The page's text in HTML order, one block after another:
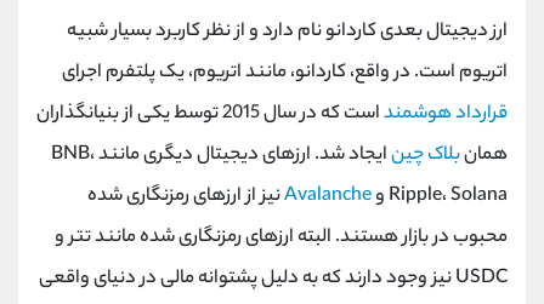
ارز دیجیتال بعدی کاردانو نام دارد و از نظر کاربرد بسیار شبیه
اتریوم است. در واقع، کاردانو، مانند اتریوم، یک پلتفرم اجرای
قرارداد هوشمند
است که در سال 2015 توسط یکی از بنیانگذاران
همانبلاک چین
ایجاد شد. ارزهای دیجیتال دیگری مانند BNB،
Ripple، Solana و Avalancheنیز از ارزهای رمزنگاری شده
محبوب در بازار هستند. البته ارزهای رمزنگاری شده مانند تتر و
USDC نیز وجود دارند که به دلیل پشتوانه مالی در دنیای واقعی